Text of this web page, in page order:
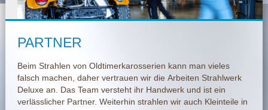
PARTNER
Beim Strahlen von Oldtimerkarosserien kann man vieles
falsch machen, daher vertrauen wir die Arbeiten Strahlwerk
Deluxe an. Das Team versteht ihr Handwerk und ist ein
verlässlicher Partner. Weiterhin strahlen wir auch Kleinteile in